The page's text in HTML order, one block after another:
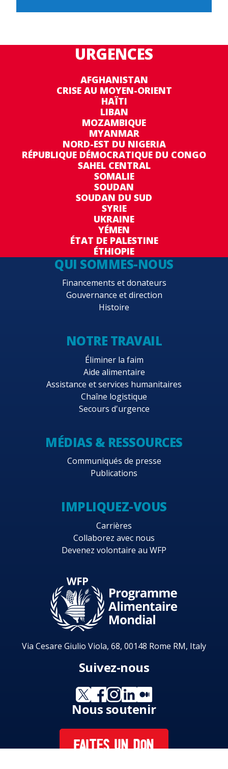
URGENCES
AFGHANISTAN
CRISE AU MOYEN-ORIENT
HAÏTI
LIBAN
MOZAMBIQUE
MYANMAR
NORD-EST DU NIGERIA
RÉPUBLIQUE DÉMOCRATIQUE DU CONGO
SAHEL CENTRAL
SOMALIE
SOUDAN
SOUDAN DU SUD
SYRIE
UKRAINE
YÉMEN
ÉTAT DE PALESTINE
ÉTHIOPIE
QUI SOMMES-NOUS
Financements et donateurs
Gouvernance et direction
Histoire
NOTRE TRAVAIL
Éliminer la faim
Aide alimentaire
Assistance et services humanitaires
Chaîne logistique
Secours d'urgence
MÉDIAS & RESSOURCES
Communiqués de presse
Publications
IMPLIQUEZ-VOUS
Carrières
Collaborez avec nous
Devenez volontaire au WFP
Via Cesare Giulio Viola, 68, 00148 Rome RM, Italy
Suivez-nous
Nous soutenir
FAITES UN DON